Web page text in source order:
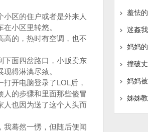
区的住户或者是外来人
小区里转悠。
的，热时有空调，也不
面四岔路口，小贩卖东
得淋漓尽致。
开电脑登录了LOL后，
人的步骤和里面那些傻冒
人也因为送了这个人头而
蓦然一愣，但随后便闻
羞怯
迷姦
妈妈
撞破
妈妈
姊姊